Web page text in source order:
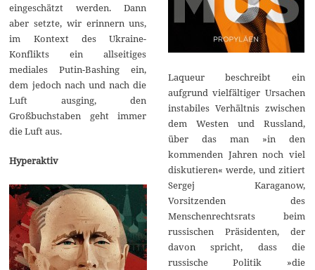
eingeschätzt werden. Dann
aber setzte, wir erinnern uns,
im Kontext des Ukraine-
Konflikts ein allseitiges
mediales Putin-Bashing ein,
dem jedoch nach und nach die
Luft ausging, den
Großbuchstaben geht immer
die Luft aus.
Hyperaktiv
Laqueur beschreibt ein
aufgrund vielfältiger Ursachen
instabiles Verhältnis zwischen
dem Westen und Russland,
über das man »in den
kommenden Jahren noch viel
diskutieren« werde, und zitiert
Sergej Karaganow,
Vorsitzenden des
Menschenrechtsrats beim
russischen Präsidenten, der
davon spricht, dass die
russische Politik »die